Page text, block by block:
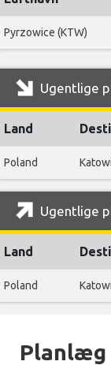
Pyrzowice (KTW)
Ugentlige
Land
Poland
Ugentlige
Land
Poland
Planlæg